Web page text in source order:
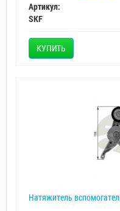
Артикул:
SKF
КУПИТЬ
Натяжитель